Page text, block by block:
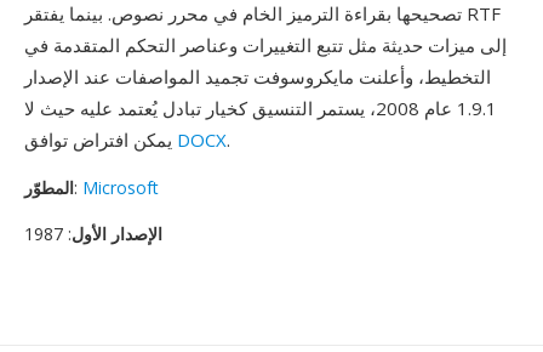
تصحيحها بقراءة الترميز الخام في محرر نصوص. بينما يفتقر RTF
إلى ميزات حديثة مثل تتبع التغييرات وعناصر التحكم المتقدمة في
التخطيط، وأعلنت مايكروسوفت تجميد المواصفات عند الإصدار
1.9.1 عام 2008، يستمر التنسيق كخيار تبادل يُعتمد عليه حيث لا
DOCX.
المطوّر: Microsoft
الإصدار الأول: 1987